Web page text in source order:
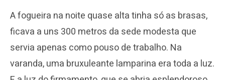
A fogueira na noite quase alta tinha só as brasas,
ficava a uns 300 metros da sede modesta que
servia apenas como pouso de trabalho. Na
varanda, uma bruxuleante lamparina era toda a luz.